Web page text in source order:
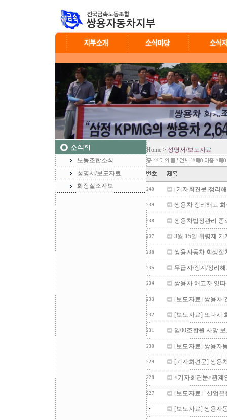
노동조합소식
성명서/보도자료
화장실소자보
Home > 성명서/보도자료
320 16 5
240 [기자회견문]정리
239 쌍용차 정리해고
238 쌍용차법정관리 종
237 3월 15일 위령제 기
236 쌍용자동차 회생절
235 무급자/징계/정리
234 쌍용차 해고자 잇
233 [보도자료] 쌍용차
232 [보도자료] 또다시
231 임00조합원 사망
230 [보도자료] 쌍용자
229 [기자회견문] 쌍용
228 <기자회견문>관계
227 [보도자료] "산업은
[보도자료] 쌍용자